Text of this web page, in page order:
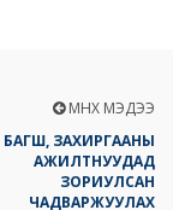
ӨМНӨХ МЭДЭЭ
БАГШ, ЗАХИРГААНЫ
АЖИЛТНУУДАД
ЗОРИУЛСАН
ЧАДВАРЖУУЛАХ